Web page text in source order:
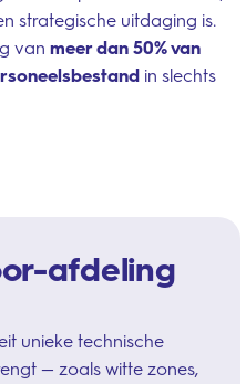
strategische uitdaging is.
van meer dan 50% van
in slechts
afdeling
unieke technische
— zoals witte zones,